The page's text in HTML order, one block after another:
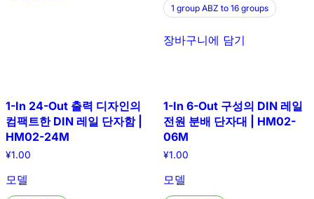
1 group ABZ to 16 groups
장바구니에 담기
1-In 24-Out 출력 디자인의
컴팩트한 DIN 레일 단자함 |
HM02-24M
¥1.00
모델
1-In 6-Out 구성의 DIN 레일
전원 분배 단자대 | HM02-
06M
¥1.00
모델